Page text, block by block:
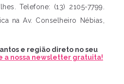
Telefone: (13) 2105-7799.
na Av. Conselheiro Nébias,
e região direto no seu
a nossa newsletter gratuita!